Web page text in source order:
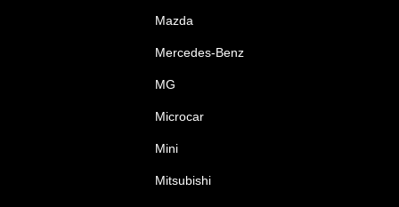
Mazda
Mercedes-Benz
MG
Microcar
Mini
Mitsubishi